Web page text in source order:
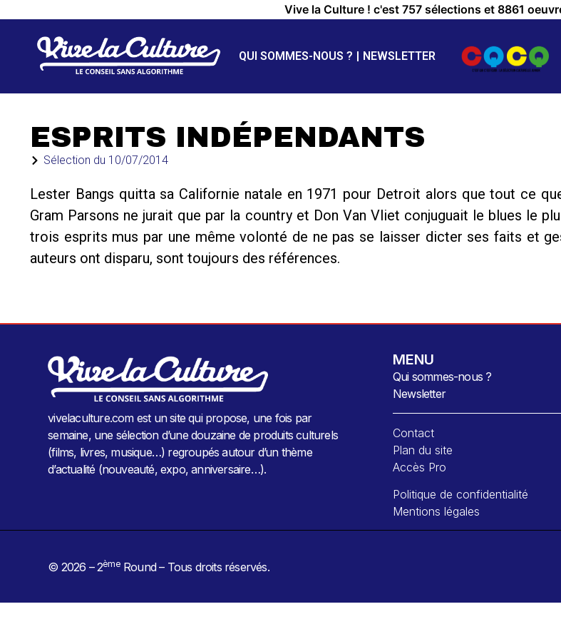
Vive la Culture ! c'est 757 sélections et 8861
QUI SOMMES-NOUS ? NEWSLETTER
ESPRITS INDÉPENDANTS
Sélection du 10/07/2014
Lester Bangs quitta sa Californie natale en 1971 pour Detroit alors que tout ce
Gram Parsons ne jurait que par la country et Don Van Vliet conjuguait le blues le
trois esprits mus par une même volonté de ne pas se laisser dicter ses faits et
auteurs ont disparu, sont toujours des références.
vivelaculture.com est un site qui propose, une fois par
semaine, une sélection d’une douzaine de produits culturels
(films, livres, musique…) regroupés autour d’un thème
d’actualité (nouveauté, expo, anniversaire…).
MENU
Qui sommes-nous ?
Newsletter
Contact
Plan du site
Accès Pro
Politique de confidentialité
Mentions légales
© 2026 – 2èmeRound – Tous droits réservés.